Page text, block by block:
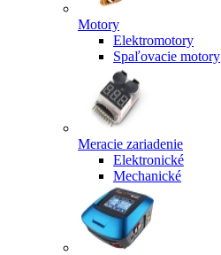
Motory
Elektromotory
Spaľovacie motory
Meracie zariadenie
Elektronické
Mechanické